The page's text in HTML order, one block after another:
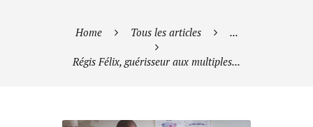
Home Tous les articles ...
Régis Félix, guérisseur aux multiples...